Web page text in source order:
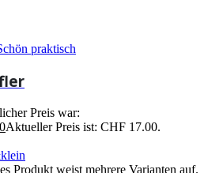
praktisch
Preis war:
Aktueller Preis ist: CHF 17.00.
Produkt weist mehrere Varianten auf.